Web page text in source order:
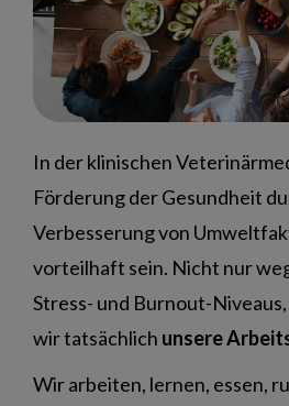
In der klinischen
Förderung der Gesundheit
Verbesserung von
vorteilhaft sein. Nicht nur
Stress- und Burnout-
wir tatsächlich unsere
Wir arbeiten, lernen, essen,